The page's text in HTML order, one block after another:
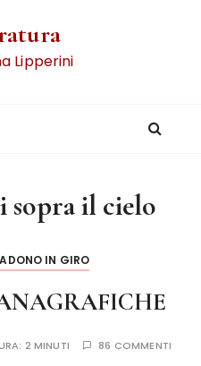
Lipperini
sopra il cielo
IN GIRO
2 MINUTI 86 COMMENTI